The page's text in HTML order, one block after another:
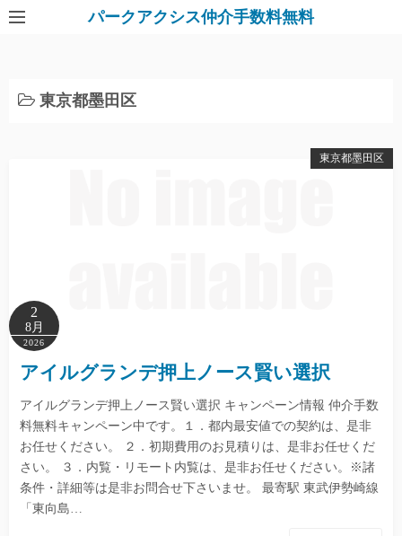
パークアクシス仲介手数料無料
東京都墨田区
東京都墨田区
2
8月
2026
アイルグランデ押上ノース賢い選択
アイルグランデ押上ノース賢い選択 キャンペーン情報 仲介手数
料無料キャンペーン中です。１．都内最安値での契約は、是非
お任せください。 ２．初期費用のお見積りは、是非お任せくだ
さい。 ３．内覧・リモート内覧は、是非お任せください。※諸
条件・詳細等は是非お問合せ下さいませ。 最寄駅 東武伊勢崎線
「東向島…